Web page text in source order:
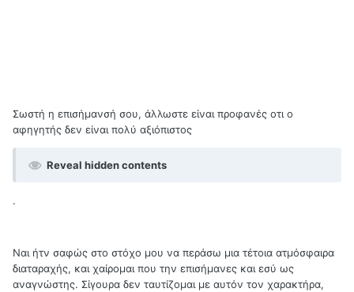
Σωστή η επισήμανσή σου, άλλωστε είναι προφανές οτι ο
αφηγητής δεν είναι πολύ αξιόπιστος
Reveal hidden contents
.
Ναι ήτν σαφώς στο στόχο μου να περάσω μια τέτοια ατμόσφαιρα
διαταραχής, και χαίρομαι που την επισήμανες και εσύ ως
αναγνώστης. Σίγουρα δεν ταυτίζομαι με αυτόν τον χαρακτήρα,